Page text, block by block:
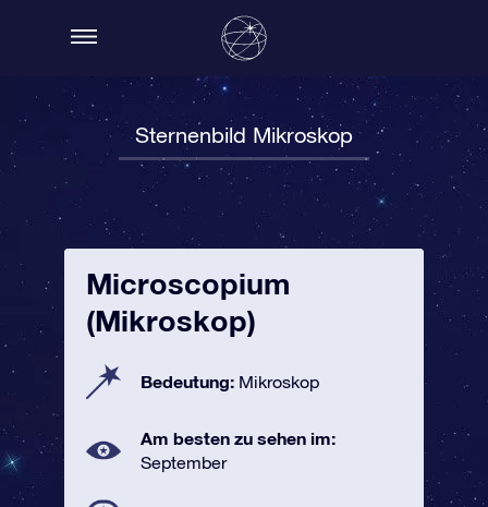
Sternenbild Mikroskop
Microscopium
(Mikroskop)
Bedeutung: Mikroskop
Am besten zu sehen im:
September